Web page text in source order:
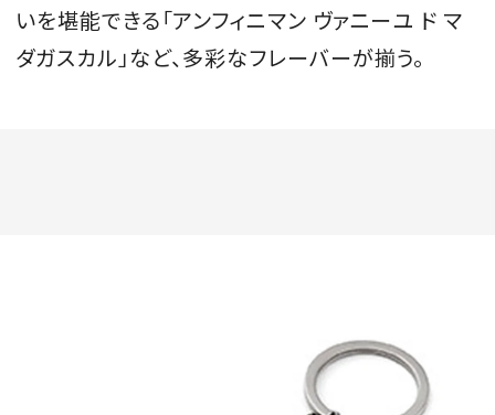
いを堪能できる「アンフィニマン ヴァニーユ ド マ
ダガスカル」など、多彩なフレーバーが揃う。